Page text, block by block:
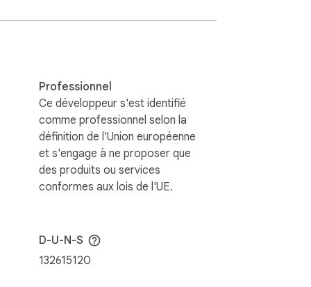
Professionnel
Ce développeur s'est identifié
comme professionnel selon la
définition de l'Union européenne
et s'engage à ne proposer que
des produits ou services
conformes aux lois de l'UE.
D-U-N-S
132615120